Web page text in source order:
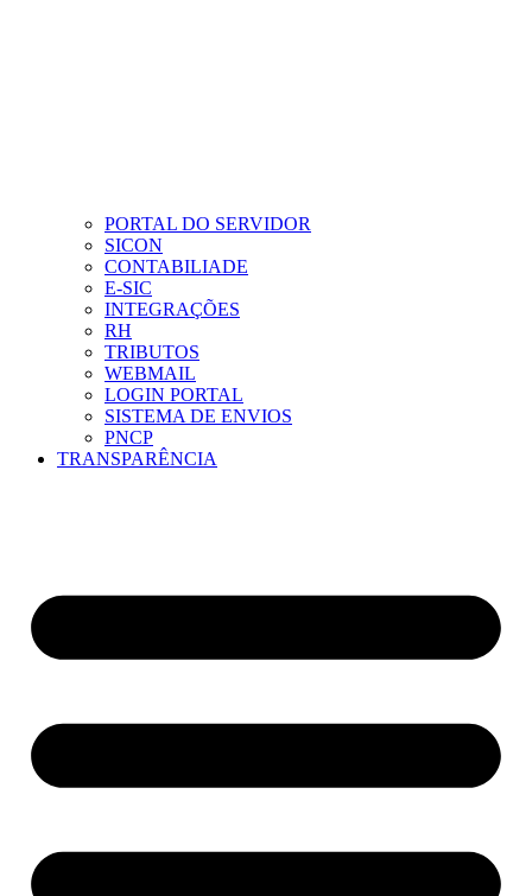
PORTAL DO SERVIDOR
SICON
CONTABILIADE
E-SIC
INTEGRAÇÕES
RH
TRIBUTOS
WEBMAIL
LOGIN PORTAL
SISTEMA DE ENVIOS
PNCP
TRANSPARÊNCIA